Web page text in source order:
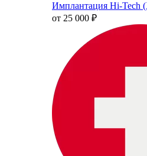
Имплантация Hi-Tech
от 25 000 ₽